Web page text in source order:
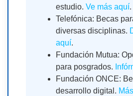
estudio. Ve más aquí.
Telefónica: Becas
diversas disciplinas.
aquí.
Fundación Mutua:
para posgrados.
Fundación ONCE:
desarrollo digital.